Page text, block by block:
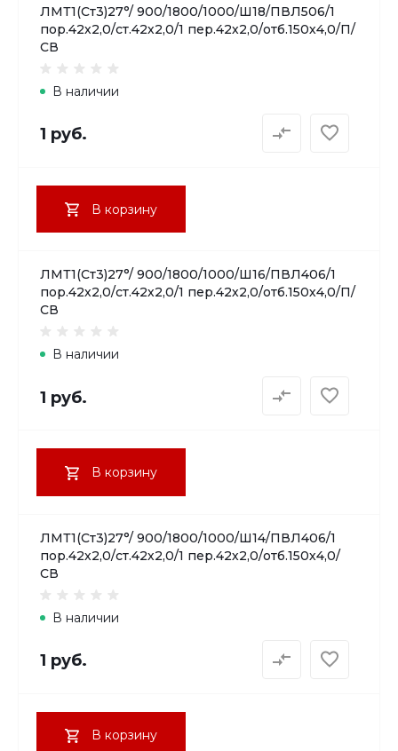
ЛМТ1(Ст3)27°/ 900/1800/1000/Ш18/ПВЛ506/1
пор.42х2,0/ст.42х2,0/1 пер.42х2,0/отб.150х4,0/П/
СВ
В наличии
1 руб.
В корзину
ЛМТ1(Ст3)27°/ 900/1800/1000/Ш16/ПВЛ406/1
пор.42х2,0/ст.42х2,0/1 пер.42х2,0/отб.150х4,0/П/
СВ
В наличии
1 руб.
В корзину
ЛМТ1(Ст3)27°/ 900/1800/1000/Ш14/ПВЛ406/1
пор.42х2,0/ст.42х2,0/1 пер.42х2,0/отб.150х4,0/
СВ
В наличии
1 руб.
В корзину